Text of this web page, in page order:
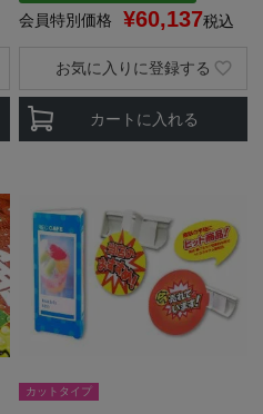
会員特別価格 ¥60,137税込
カートに入れる
お気に入りに登録する
カットタイプ